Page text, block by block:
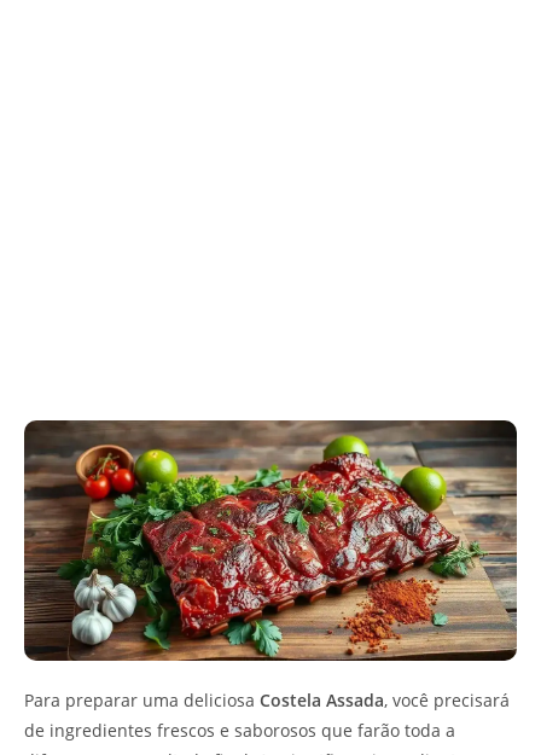
Para preparar uma deliciosa Costela Assada, você precisará
de ingredientes frescos e saborosos que farão toda a